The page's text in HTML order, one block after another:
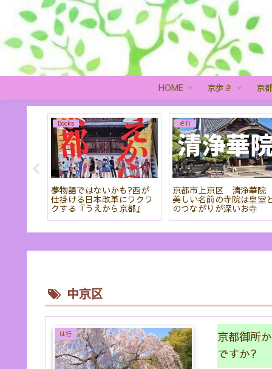
HOME 京歩き 京
Books
夢物語ではないかも?西が
仕掛ける日本改革にワクワ
クする『うえから京都』
さ行
京都市上京区 清浄華
美しい名前の寺院は皇室
のつながりが深いお寺
中京区
は行
京都御所
ですか?